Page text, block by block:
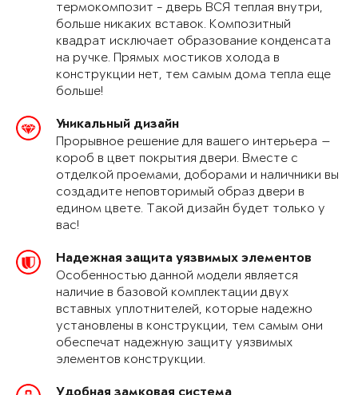
термокомпозит - дверь ВСЯ теплая внутри,
больше никаких вставок. Композитный
квадрат исключает образование конденсата
на ручке. Прямых мостиков холода в
конструкции нет, тем самым дома тепла еще
больше!
Уникальный дизайн
Прорывное решение для вашего интерьера —
короб в цвет покрытия двери. Вместе с
отделкой проемами, доборами и наличники вы
создадите неповторимый образ двери в
едином цвете. Такой дизайн будет только у
вас!
Надежная защита уязвимых элементов
Особенностью данной модели является
наличие в базовой комплектации двух
вставных уплотнителей, которые надежно
установлены в конструкции, тем самым они
обеспечат надежную защиту уязвимых
элементов конструкции.